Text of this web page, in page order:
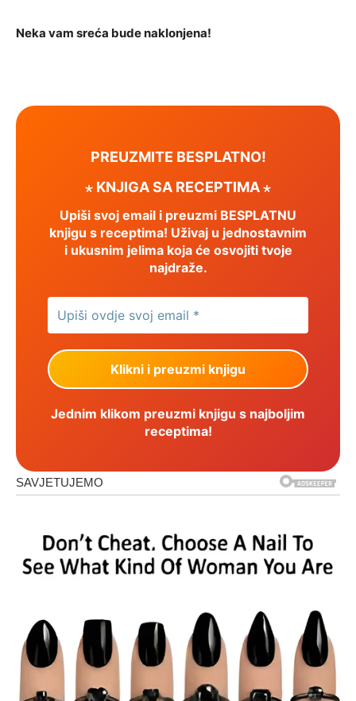
Neka vam sreća bude naklonjena!
PREUZMITE BESPLATNO!
⋆ KNJIGA SA RECEPTIMA ⋆
Upiši svoj email i preuzmi BESPLATNU
knjigu s receptima! Uživaj u jednostavnim
i ukusnim jelima koja će osvojiti tvoje
najdraže.
Jednim klikom preuzmi knjigu s najboljim
receptima!